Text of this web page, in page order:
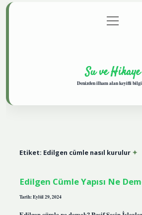
Gizlilik Politikası
menüyü
aç
Su ve Hikaye
Denizden ilham alan keyifli
Etiket: Edilgen cümle nasıl kurulur
Edilgen Cümle Yapısı Ne
Tarih: Eylül 29, 2024